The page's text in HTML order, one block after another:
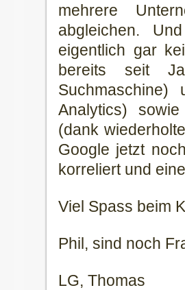
mehrere
abgleichen.
eigentlich gar
bereits seit
Suchmaschine)
Analytics)
(dank
Google jetzt
korreliert und
Viel Spass beim
Phil, sind noch
LG, Thomas